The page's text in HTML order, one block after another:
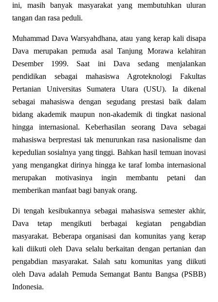
ini, masih banyak masyarakat yang membutuhkan uluran
tangan dan rasa peduli.
Muhammad Dava Warsyahdhana, atau yang kerap kali disapa
Dava merupakan pemuda asal Tanjung Morawa kelahiran
Desember 1999. Saat ini Dava sedang menjalankan
pendidikan sebagai mahasiswa Agroteknologi Fakultas
Pertanian Universitas Sumatera Utara (USU). Ia dikenal
sebagai mahasiswa dengan segudang prestasi baik dalam
bidang akademik maupun non-akademik di tingkat nasional
hingga internasional. Keberhasilan seorang Dava sebagai
mahasiswa berprestasi tak menurunkan rasa nasionalisme dan
kepedulian sosialnya yang tinggi. Bahkan hasil temuan inovasi
yang mengangkat dirinya hingga ke taraf lomba internasional
merupakan motivasinya ingin membantu petani dan
memberikan manfaat bagi banyak orang.
Di tengah kesibukannya sebagai mahasiswa semester akhir,
Dava tetap mengikuti berbagai kegiatan pengabdian
masyarakat. Beberapa organisasi dan komunitas yang kerap
kali diikuti oleh Dava selalu berkaitan dengan pertanian dan
pengabdian masyarakat. Salah satu komunitas yang diikuti
oleh Dava adalah Pemuda Semangat Bantu Bangsa (PSBB)
Indonesia.